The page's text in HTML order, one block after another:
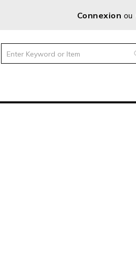
Connexion